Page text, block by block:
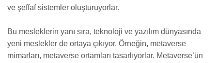
ve şeffaf sistemler oluşturuyorlar.
Bu mesleklerin yanı sıra, teknoloji ve yazılım dünyasında
yeni meslekler de ortaya çıkıyor. Örneğin, metaverse
mimarları, metaverse ortamları tasarlıyorlar. Metaverse’ün